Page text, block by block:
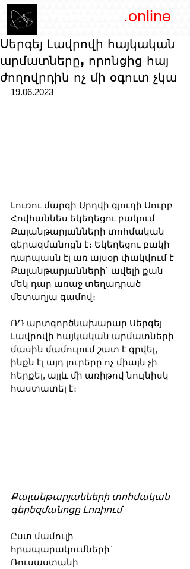
.online
Սերգեյ Լավրովի հայկական
արմատները, որոնցից հայ
ժողովրդին ոչ մի օգուտ չկա
19.06.2023
Լուռու մարզի Արդվի գյուղի Սուրբ
Հովհաննես եկեղեցու բակում
Քալանթարյանների տոհմական
գերազմանոցն է։ Եկեղեցու բակի
դարպասն էլ առ այսօր փակվում է
Քալանթարյանների` ավելի քան
մեկ դար առաջ տեղադրած
մետաղյա գամով։
ՌԴ արտգործնախարար Սերգեյ
Լավրովի հայկական արմատների
մասին մամուլում շատ է գրվել,
ինքն էլ այդ լուրերը ոչ միայն չի
հերքել, այլև մի առիթով նույնիսկ
հաստատել է։
Քալանթարյանների տոհմական
գերեզմանոցը Լոռիում
Ըստ մամուլի
հրապարակումների`
Ռուսաստանի